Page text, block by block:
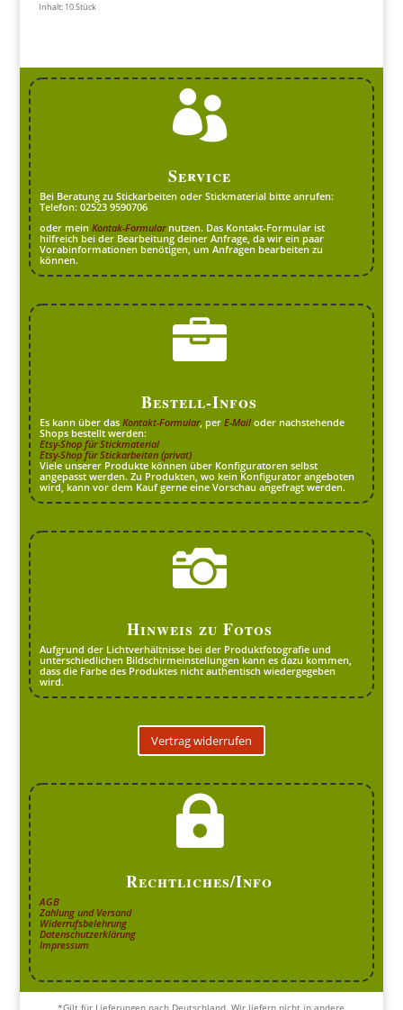
Inhalt: 10Stück

Service
Bei Beratung zu Stickarbeiten oder Stickmaterial bitte anrufen:
Telefon: 02523 9590706
oder meinKontak-Formularnutzen. Das Kontakt-Formular ist
hilfreich bei der Bearbeitung deiner Anfrage, da wir ein paar
Vorabinformationen benötigen, um Anfragen bearbeiten zu
können.

Bestell-Infos
Es kann über dasKontakt-Formular, perE-Mail oder nachstehende
Shops bestellt werden:
Etsy-Shop für Stickmaterial
Etsy-Shop für Stickarbeiten (privat)
Viele unserer Produkte können über Konfiguratoren selbst
angepasst werden. Zu Produkten, wo kein Konfigurator angeboten
wird, kann vor dem Kauf gerne eine Vorschau angefragt werden.

Hinweis zu Fotos
Aufgrund der Lichtverhältnisse bei der Produktfotografie und
unterschiedlichen Bildschirmeinstellungen kann es dazu kommen,
dass die Farbe des Produktes nicht authentisch wiedergegeben
wird.
Vertrag widerrufen

Rechtliches/Info
AGB
Zahlung und Versand
Widerrufsbelehrung
Datenschutzerklärung
Impressum
*Gilt für Lieferungen nach Deutschland. Wir liefern nicht in andere